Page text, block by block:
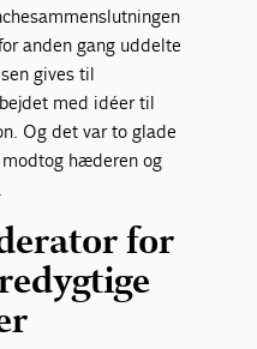
anden gang uddelte
gives til
med idéer til
Og det var to glade
hæderen og
for